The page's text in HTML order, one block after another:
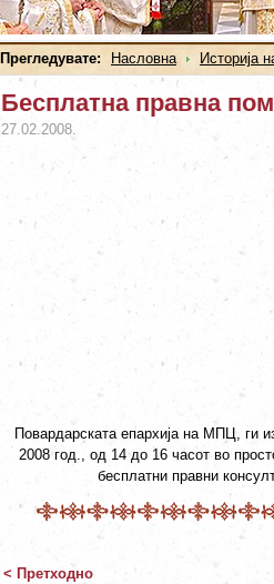
Прегледувате: Насловна Историја
Бесплатна правна
27.02.2008.
Повардарската епархија на МПЦ, ги
2008 год., од 14 до 16 часот во
бесплатни правни
< Претходно